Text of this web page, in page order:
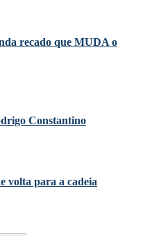
recado que MUDA o
Constantino
volta para a cadeia